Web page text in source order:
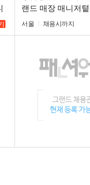
랜드 매장 매니저
Advisor 채용
서울 채용시까지